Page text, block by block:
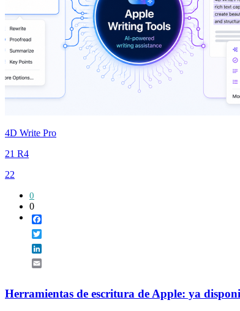
4D Write Pro
21 R4
22
0
0
Herramientas de escritura de Apple: ya